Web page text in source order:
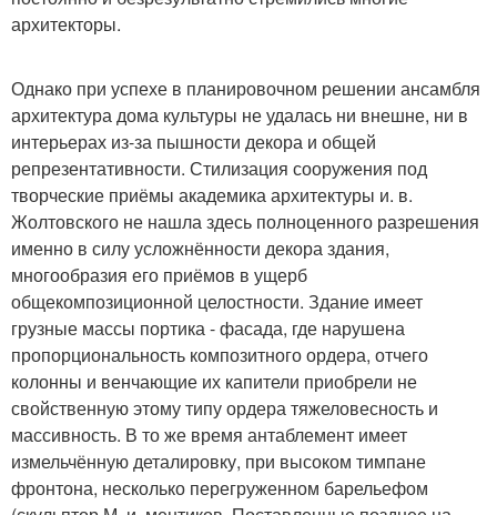
архитекторы.
Однако при успехе в планировочном решении ансамбля
архитектура дома культуры не удалась ни внешне, ни в
интерьерах из-за пышности декора и общей
репрезентативности. Стилизация сооружения под
творческие приёмы академика архитектуры и. в.
Жолтовского не нашла здесь полноценного разрешения
именно в силу усложнённости декора здания,
многообразия его приёмов в ущерб
общекомпозиционной целостности. Здание имеет
грузные массы портика - фасада, где нарушена
пропорциональность композитного ордера, отчего
колонны и венчающие их капители приобрели не
свойственную этому типу ордера тяжеловесность и
массивность. В то же время антаблемент имеет
измельчённую деталировку, при высоком тимпане
фронтона, несколько перегруженном барельефом